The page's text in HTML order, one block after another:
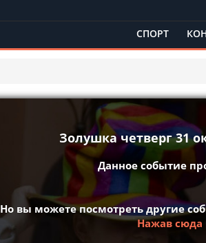
СПОРТ
Золушка четверг 31
Данное событие
Но вы можете посмотреть другие
Нажав сюда